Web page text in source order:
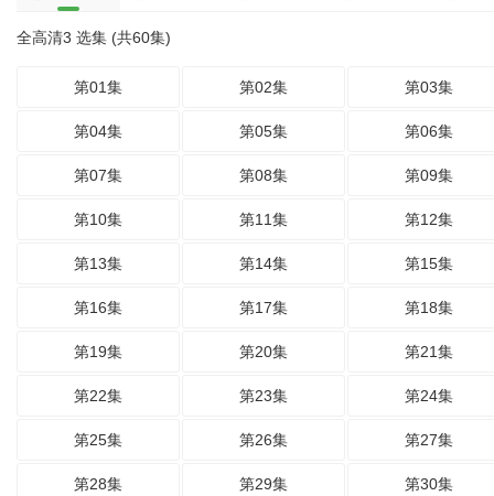
全高清3 选集 (共60集)
第01集 第02集 第03集
第04集 第05集 第06集
第07集 第08集 第09集
第10集 第11集 第12集
第13集 第14集 第15集
第16集 第17集 第18集
第19集 第20集 第21集
第22集 第23集 第24集
第25集 第26集 第27集
第28集 第29集 第30集